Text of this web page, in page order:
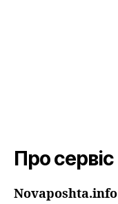
Про сервіс
Novaposhta.info